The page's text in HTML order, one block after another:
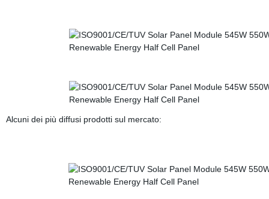
Alcuni dei più diffusi prodotti sul mercato: